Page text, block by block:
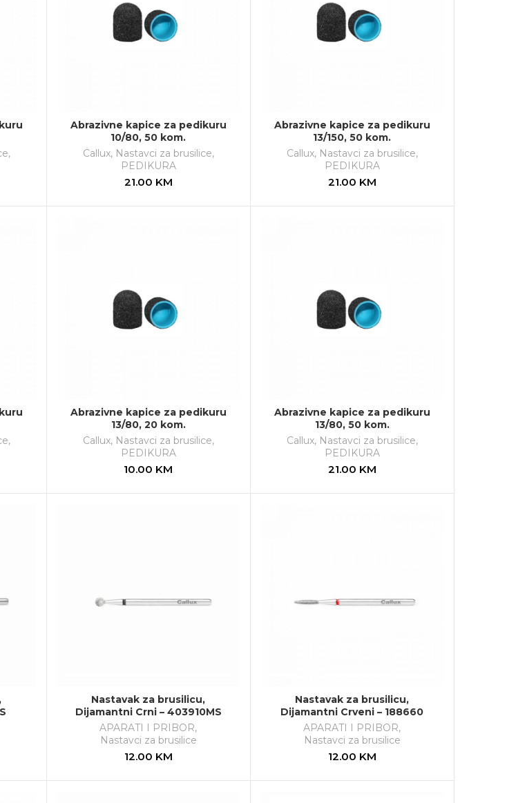
,
Abrazivne kapice za pedikuru
10/80, 50 kom.
Callux, Nastavci za brusilice,
PEDIKURA
21.00 KM
Abrazivne kapice za pedikuru
13/150, 50 kom.
Callux, Nastavci za brusilice,
PEDIKURA
21.00 KM
,
Abrazivne kapice za pedikuru
13/80, 20 kom.
Callux, Nastavci za brusilice,
PEDIKURA
10.00 KM
Abrazivne kapice za pedikuru
13/80, 50 kom.
Callux, Nastavci za brusilice,
PEDIKURA
21.00 KM
Nastavak za brusilicu,
Dijamantni Crni – 403910MS
APARATI I PRIBOR,
Nastavci za brusilice
12.00 KM
Nastavak za brusilicu,
Dijamantni Crveni – 188660
APARATI I PRIBOR,
Nastavci za brusilice
12.00 KM